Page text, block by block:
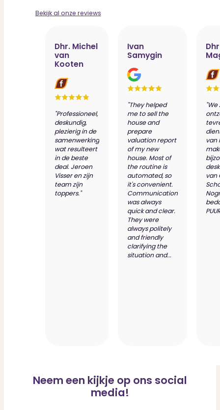
Bekijk al onze reviews
Dhr. Michel
van
Kooten
"Professioneel,
deskundig,
plezierig in de
samenwerking
wat resulteert
in de beste
deal. Jeroen
Visser en zijn
team zijn
toppers."
Ivan
Samygin
"They helped
me to sell the
house and
prepare
valuation report
of my new
house. Most of
the routine is
automated, so
it's convenient.
Communication
was always
quick and clear.
They were
always politely
and friendly
clarifying the
situation and...
"We
van
van
Neem een kijkje op ons social
media!